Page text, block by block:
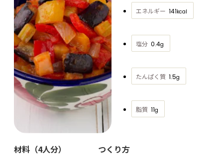
エネルギー 141kcal
塩分 0.4g
たんぱく質 1.5g
脂質 11g
材料（4人分） つくり方